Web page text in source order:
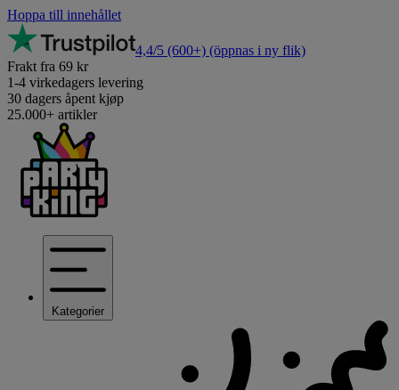
Hoppa till innehållet
4,4/5 (600+) (öppnas i ny flik)
Frakt fra 69 kr
1-4 virkedagers levering
30 dagers åpent kjøp
25.000+ artikler
Kategorier